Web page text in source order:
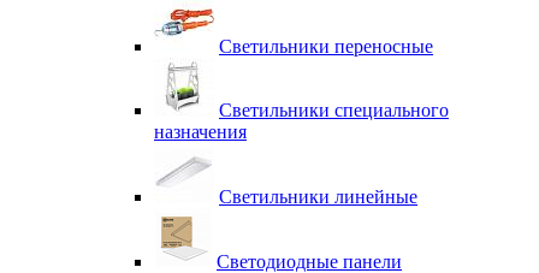
Светильники переносные
Светильники специального
назначения
Светильники линейные
Светодиодные панели